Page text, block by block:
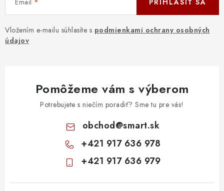
: PREDAJŇA ZV
: OBĽÚBENÉ PRODUKTY
: NOVÉ PRODUKTY
Obchodné podmienky
Ochrana osobných údajov
Odstúpenie od zmluvy
Vložením e-mailu súhlasíte s podmienkami ochrany osobných
údajov
Pomôžeme vám s výberom
Potrebujete s niečím poradiť? Sme tu pre vás!
obchod@smart.sk
+421 917 636 978
+421 917 636 979